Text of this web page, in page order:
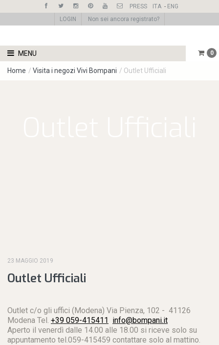
PRESS ITA - ENG
LOGIN
Non sei ancora registrato?
MENU 0
Home / Visita i negozi Vivi Bompani / Outlet Ufficiali
23 MAGGIO 2019
Outlet Ufficiali
Outlet c/o gli uffici (Modena) Via Pienza, 102 - 41126
Modena Tel. +39 059-415411 info@bompani.it
Aperto il venerdì dalle 14.00 alle 18.00 si riceve solo su
appuntamento tel.059-415459 contattare solo al mattino.